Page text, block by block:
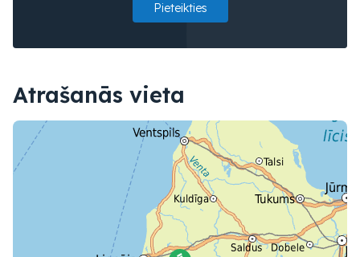
Pieteikties
Atrašanās vieta